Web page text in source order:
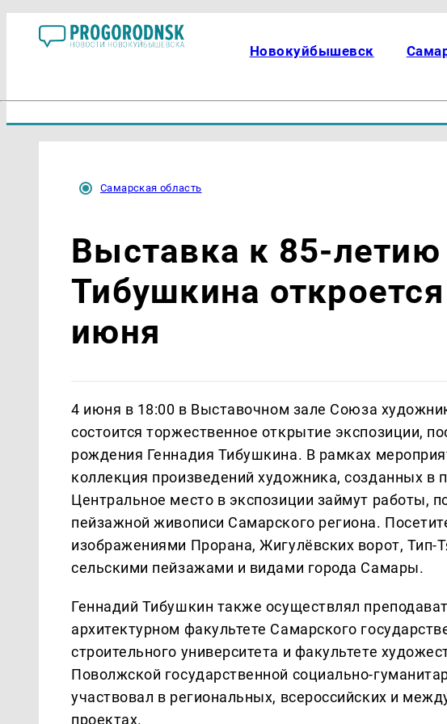
Новокуйбышевск
Самарская область
Выставка к 85-
Тибушкина
июня
4 июня в 18:00 в Выставочном зале Союза
состоится торжественное открытие экспозиции,
рождения Геннадия Тибушкина. В рамках
коллекция произведений художника, созданных в
Центральное место в экспозиции займут работы,
пейзажной живописи Самарского региона.
изображениями Прорана, Жигулёвских ворот, Тип-
сельскими пейзажами и видами города Самары.
Геннадий Тибушкин также осуществлял
архитектурном факультете Самарского
строительного университета и факультете
Поволжской государственной социально-
участвовал в региональных, всероссийских и
проектах.